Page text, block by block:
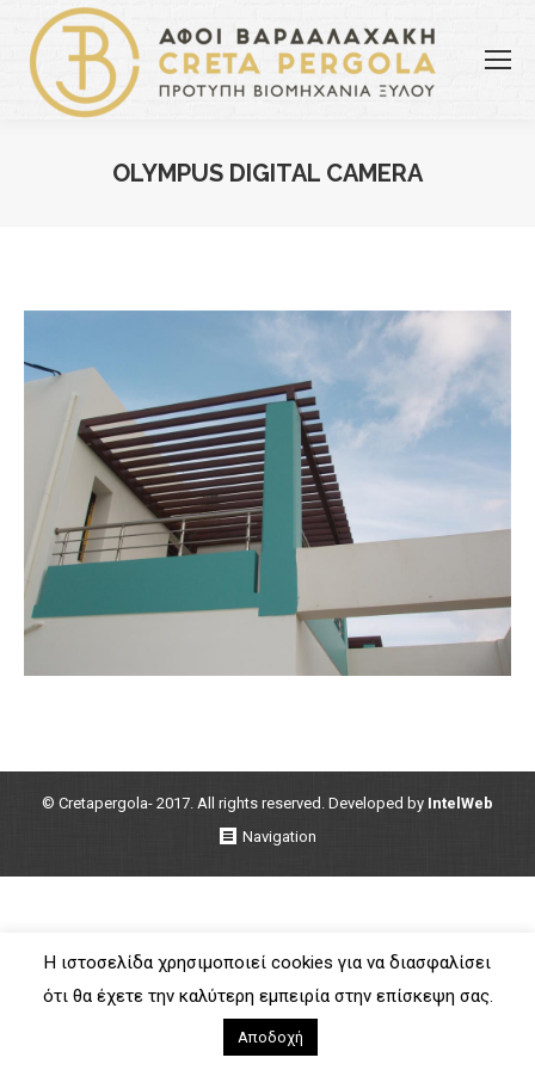
OLYMPUS DIGITAL CAMERA
© Cretapergola- 2017. All rights reserved. Developed by IntelWeb
Navigation
Η ιστοσελίδα χρησιμοποιεί cookies για να διασφαλίσει
ότι θα έχετε την καλύτερη εμπειρία στην επίσκεψη σας.
Αποδοχή